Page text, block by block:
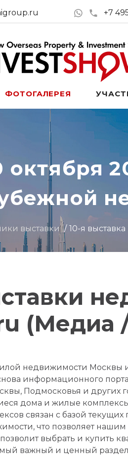
+7
ФОТОГАЛЕРЕЯ
октября
выставки 10-я
(Медиа
недвижимости Москвы и
информационного
Подмосковья и других
дома и жилые
связан с базой
что позволяет
выбрать и купить
важный и ценный